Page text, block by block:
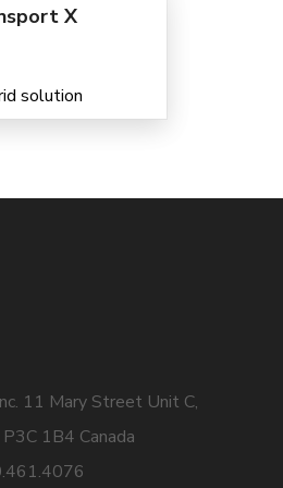
X
solution
11 Mary Street Unit C,
1B4 Canada